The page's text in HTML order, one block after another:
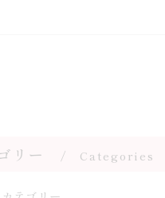
リー Categories